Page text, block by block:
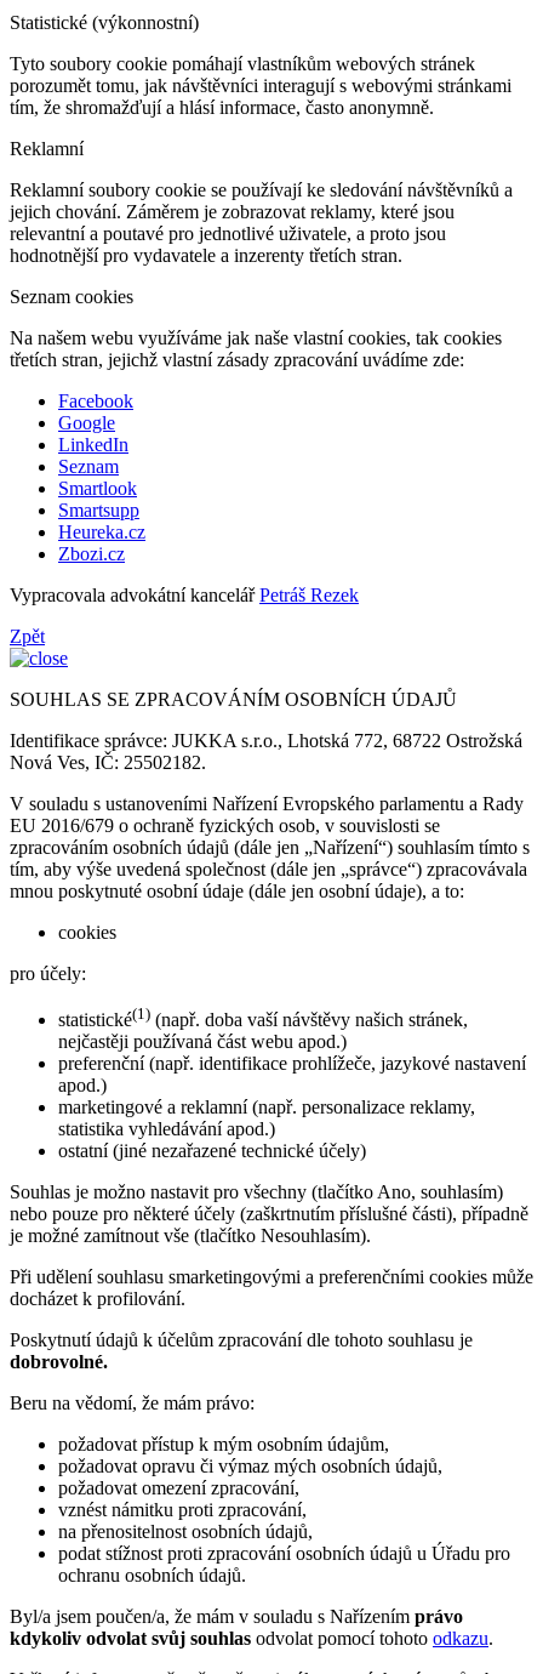
Statistické (výkonnostní)
Tyto soubory cookie pomáhají vlastníkům webových stránek
porozumět tomu, jak návštěvníci interagují s webovými stránkami
tím, že shromažďují a hlásí informace, často anonymně.
Reklamní
Reklamní soubory cookie se používají ke sledování návštěvníků a
jejich chování. Záměrem je zobrazovat reklamy, které jsou
relevantní a poutavé pro jednotlivé uživatele, a proto jsou
hodnotnější pro vydavatele a inzerenty třetích stran.
Seznam cookies
Na našem webu využíváme jak naše vlastní cookies, tak cookies
třetích stran, jejichž vlastní zásady zpracování uvádíme zde:
Facebook
Google
LinkedIn
Seznam
Smartlook
Smartsupp
Heureka.cz
Zbozi.cz
Vypracovala advokátní kancelářPetráš Rezek
Zpět
SOUHLAS SE ZPRACOVÁNÍM OSOBNÍCH ÚDAJŮ
Identifikace správce: JUKKA s.r.o., Lhotská 772, 68722 Ostrožská
Nová Ves, IČ: 25502182.
V souladu s ustanoveními Nařízení Evropského parlamentu a Rady
EU 2016/679 o ochraně fyzických osob, v souvislosti se
zpracováním osobních údajů (dále jen „Nařízení“) souhlasím tímto s
tím, aby výše uvedená společnost (dále jen „správce“) zpracovávala
mnou poskytnuté osobní údaje (dále jen osobní údaje), a to:
cookies
pro účely:
statistické(1) (např. doba vaší návštěvy našich stránek,
nejčastěji používaná část webu apod.)
preferenční (např. identifikace prohlížeče, jazykové nastavení
apod.)
marketingové a reklamní (např. personalizace reklamy,
statistika vyhledávání apod.)
ostatní (jiné nezařazené technické účely)
Souhlas je možno nastavit pro všechny (tlačítko Ano, souhlasím)
nebo pouze pro některé účely (zaškrtnutím příslušné části), případně
je možné zamítnout vše (tlačítko Nesouhlasím).
Při udělení souhlasu smarketingovými a preferenčními cookies může
docházet k profilování.
Poskytnutí údajů k účelům zpracování dle tohoto souhlasu je
dobrovolné.
Beru na vědomí, že mám právo:
požadovat přístup k mým osobním údajům,
požadovat opravu či výmaz mých osobních údajů,
požadovat omezení zpracování,
vznést námitku proti zpracování,
na přenositelnost osobních údajů,
podat stížnost proti zpracování osobních údajů u Úřadu pro
ochranu osobních údajů.
Byl/a jsem poučen/a, že mám v souladu s Nařízením právo
kdykoliv odvolat svůj souhlas odvolat pomocí tohoto odkazu.